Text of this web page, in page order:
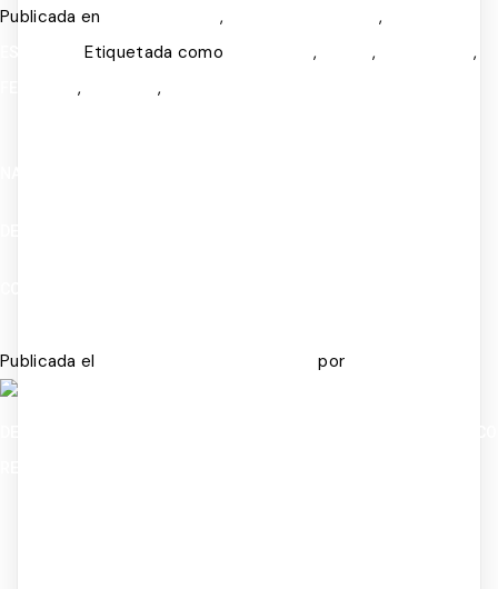
Publicada en , ,
Etiquetada como , , ,
, ,
Publicada el por